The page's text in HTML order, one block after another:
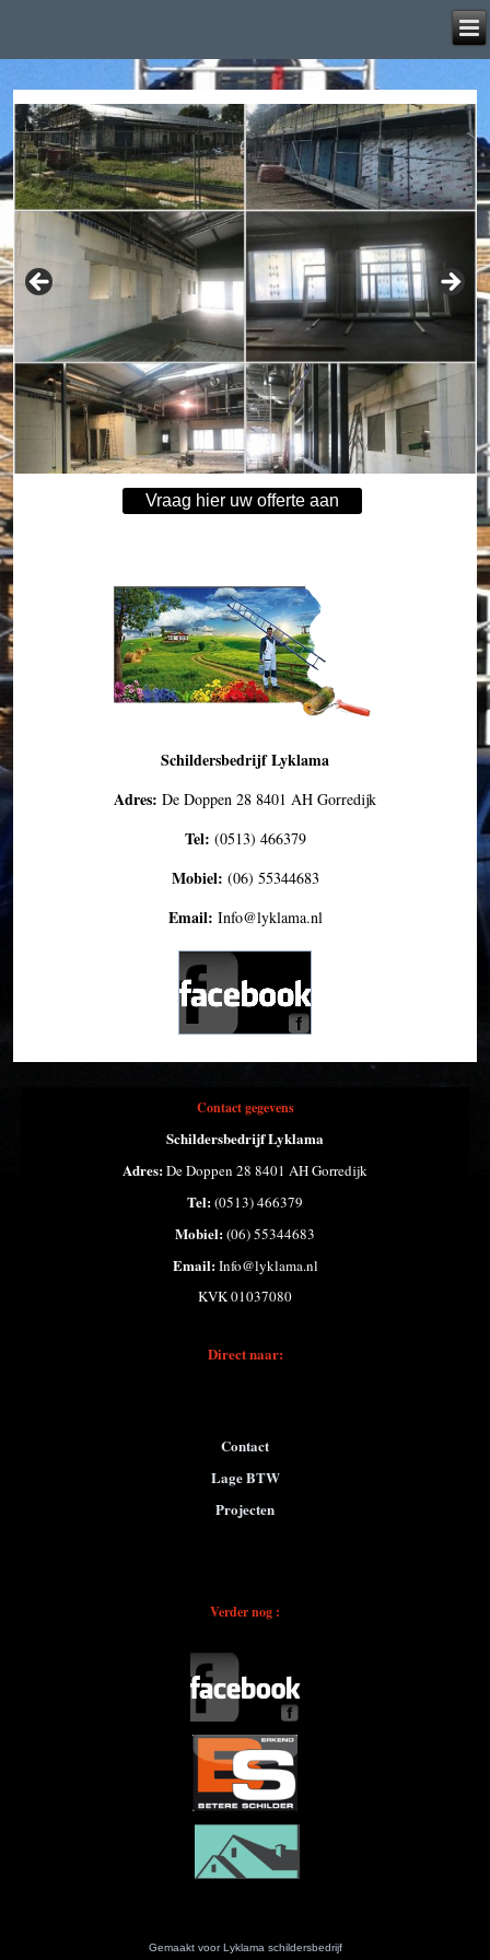
Vraag hier uw offerte aan
Schildersbedrijf Lyklama
Adres: De Doppen 28 8401 AH Gorredijk
Tel: (0513) 466379
Mobiel: (06) 55344683
Email: Info@lyklama.nl
Contact gegevens
Schildersbedrijf Lyklama
Adres:De Doppen 28 8401 AH Gorredijk
Tel:(0513) 466379
Mobiel:(06) 55344683
Email:Info@lyklama.nl
KVK 01037080
Direct naar:
Contact
Lage BTW
Projecten
Verder nog :
Gemaakt voor Lyklama schildersbedrijf